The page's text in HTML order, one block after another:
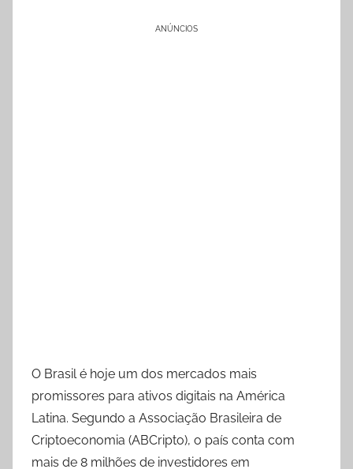
ANÚNCIOS
O Brasil é hoje um dos mercados mais
promissores para ativos digitais na América
Latina. Segundo a Associação Brasileira de
Criptoeconomia (ABCripto), o país conta com
mais de 8 milhões de investidores em